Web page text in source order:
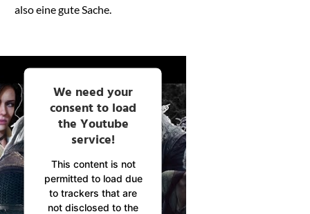
also eine gute Sache.
We need your
consent to load
the Youtube
service!
This content is not
permitted to load due
to trackers that are
not disclosed to the